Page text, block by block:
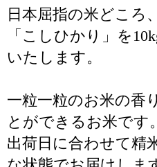
日本屈指の米どころ
「こしひかり」を
いたします。
一粒一粒のお米の香
とができるお米です。
出荷日に合わせて精